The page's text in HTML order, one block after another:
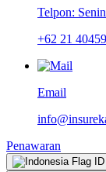
Telpon:
+62 21
Email
Penawaran
ID